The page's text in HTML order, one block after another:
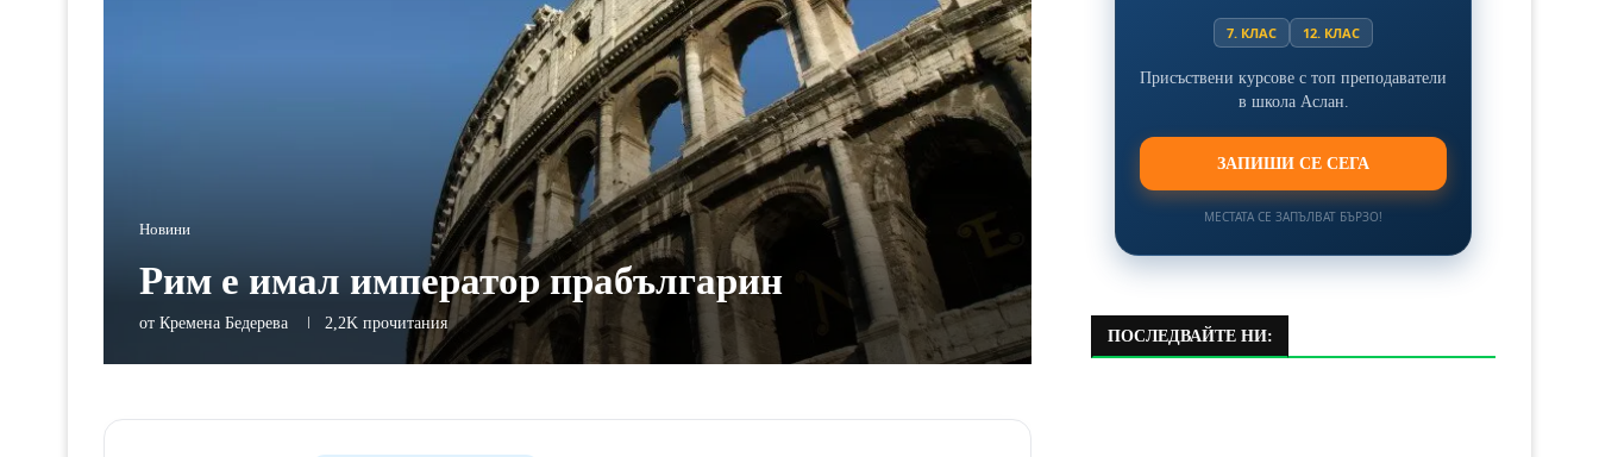
Новини
Рим е имал император прабългарин
от Кремена Бедерева 2,2K прочитания
7. КЛАС 12. КЛАС
Присъствени курсове с топ преподаватели
в школа Аслан.
ЗАПИШИ СЕ СЕГА
МЕСТАТА СЕ ЗАПЪЛВАТ БЪРЗО!
ПОСЛЕДВАЙТЕ НИ: